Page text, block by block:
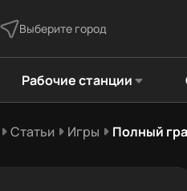
Выберите город
Рабочие станции
Статьи Игры Полный